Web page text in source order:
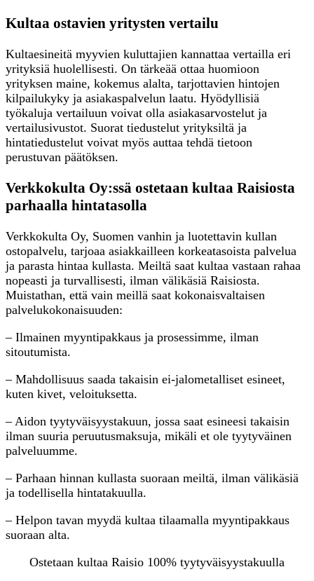
Kultaa ostavien yritysten vertailu
Kultaesineitä myyvien kuluttajien kannattaa vertailla eri
yrityksiä huolellisesti. On tärkeää ottaa huomioon
yrityksen maine, kokemus alalta, tarjottavien hintojen
kilpailukyky ja asiakaspalvelun laatu. Hyödyllisiä
työkaluja vertailuun voivat olla asiakasarvostelut ja
vertailusivustot. Suorat tiedustelut yrityksiltä ja
hintatiedustelut voivat myös auttaa tehdä tietoon
perustuvan päätöksen.
Verkkokulta Oy:ssä ostetaan kultaa Raisiosta
parhaalla hintatasolla
Verkkokulta Oy, Suomen vanhin ja luotettavin kullan
ostopalvelu, tarjoaa asiakkailleen korkeatasoista palvelua
ja parasta hintaa kullasta. Meiltä saat kultaa vastaan rahaa
nopeasti ja turvallisesti, ilman välikäsiä Raisiosta.
Muistathan, että vain meillä saat kokonaisvaltaisen
palvelukokonaisuuden:
– Ilmainen myyntipakkaus ja prosessimme, ilman
sitoutumista.
– Mahdollisuus saada takaisin ei-jalometalliset esineet,
kuten kivet, veloituksetta.
– Aidon tyytyväisyystakuun, jossa saat esineesi takaisin
ilman suuria peruutusmaksuja, mikäli et ole tyytyväinen
palveluumme.
– Parhaan hinnan kullasta suoraan meiltä, ilman välikäsiä
ja todellisella hintatakuulla.
– Helpon tavan myydä kultaa tilaamalla myyntipakkaus
suoraan alta.
Ostetaan kultaa Raisio 100% tyytyväisyystakuulla